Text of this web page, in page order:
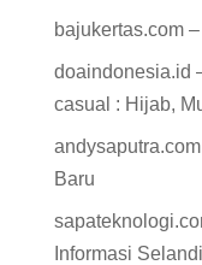
bajukertas.com
doaindonesia.id
casual : Hijab,
Baru
Informasi